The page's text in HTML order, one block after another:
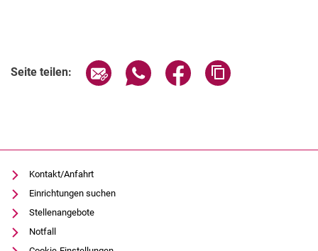
Seite teilen: Seite über E-Mail teilen
Seite über WhatsApp teilen
Seite über Facebook
Kontakt/Anfahrt
Einrichtungen suchen
Stellenangebote
Notfall